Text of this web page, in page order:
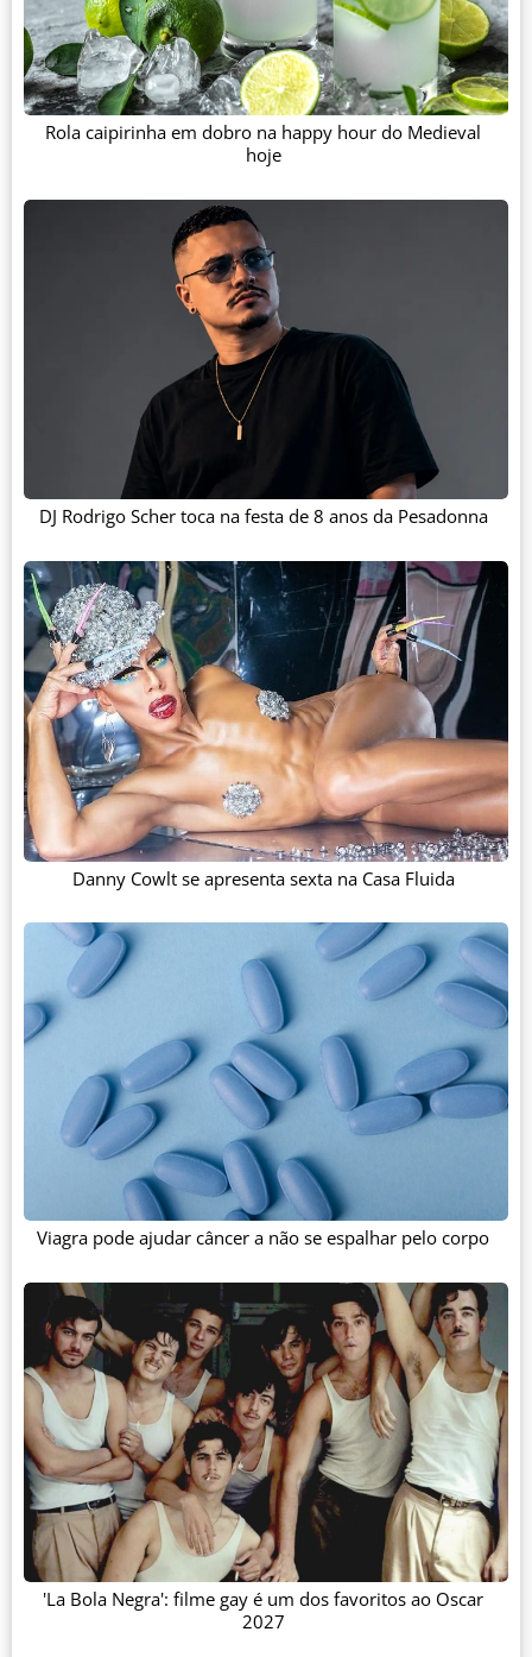
Rola caipirinha em dobro na happy hour do Medieval
hoje
DJ Rodrigo Scher toca na festa de 8 anos da Pesadonna
Danny Cowlt se apresenta sexta na Casa Fluida
Viagra pode ajudar câncer a não se espalhar pelo corpo
'La Bola Negra': filme gay é um dos favoritos ao Oscar
2027